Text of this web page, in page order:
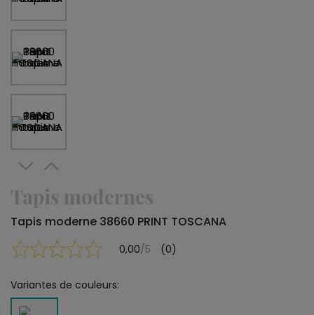
Tapis modernes
Tapis moderne 38660 PRINT TOSCANA
0,00/5 (0)
Variantes de couleurs: